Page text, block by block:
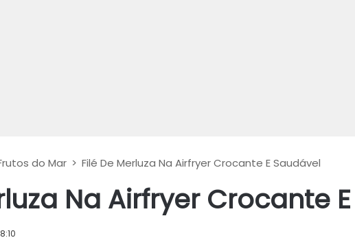
do Mar > Filé De Merluza Na Airfryer Crocante E Saudável
Na Airfryer Crocante